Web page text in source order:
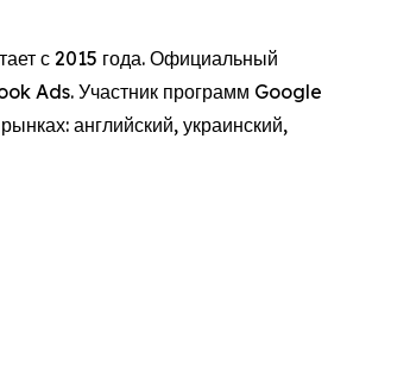
с 2015 года. Официальный
Ads. Участник программ Google
английский, украинский,